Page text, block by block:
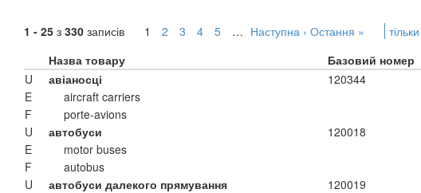
1 - 25з 330записів 1 2 3 4 5 … Наступна › Остання »
Назва товару
Базовий номер
U
авіаносці
120344
E
aircraft carriers
F
porte-avions
U
автобуси
120018
E
motor buses
F
autobus
U
автобуси далекого прямування
120019